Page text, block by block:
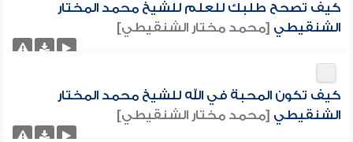
كيف تصحح طلبك للعلم للشيخ محمد المختار
الشنقيطي [محمد مختار الشنقيطي]
كيف تكون المحبة في الله للشيخ محمد المختار
الشنقيطي [محمد مختار الشنقيطي]